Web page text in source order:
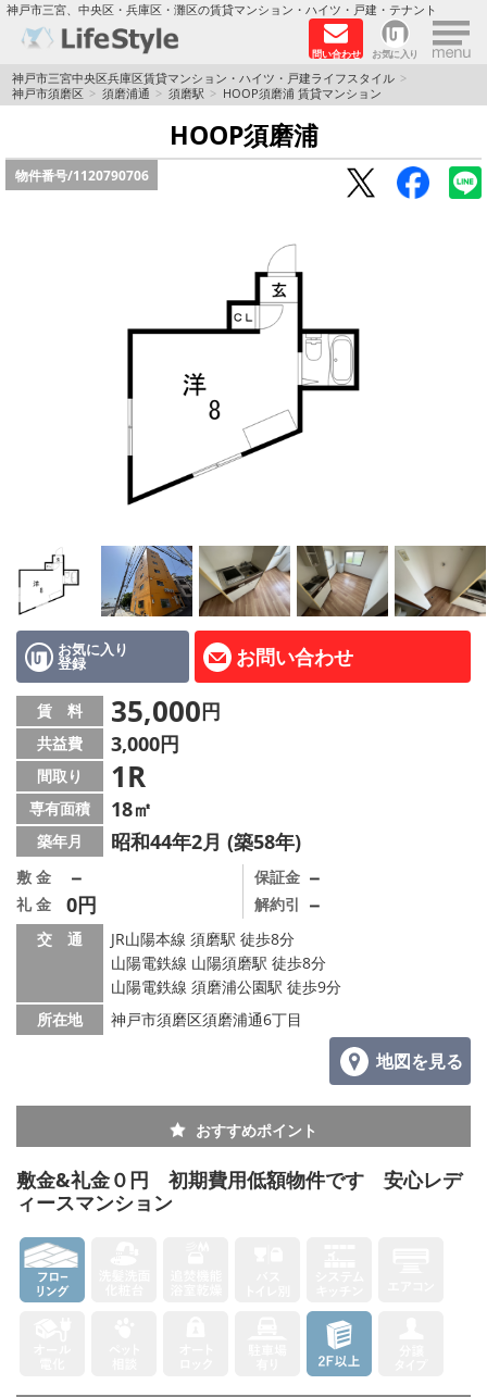
神戸市三宮、中央区・兵庫区・灘区の賃貸マンション・ハイツ・戸建・テナント
問い合わせ お気に入り ×
TOPページ
神戸の単身向けマンション特集
新築物件
路線·駅から探す
地域から探す
地図から探す
店舗情報·アクセス
会社概要
メールでお問い合わせ
神戸市三宮中央区兵庫区賃貸マンション・ハイツ・戸建ライフスタイル
神戸市須磨区
須磨浦通 須磨駅 HOOP須磨浦 賃貸マンション
HOOP須磨浦
物件番号/1120790706
お気に入り
登録 お問い合わせ
賃 料 35,000円
共益費 3,000円
間取り 1R
専有面積 18㎡
築年月 昭和44年2月 (築58年)
敷 金 －
礼 金 0円
保証金 －
解約引 －
交 通
JR山陽本線 須磨駅 徒歩8分
山陽電鉄線 山陽須磨駅 徒歩8分
山陽電鉄線 須磨浦公園駅 徒歩9分
所在地
神戸市須磨区須磨浦通6丁目
地図を見る
おすすめポイント
敷金&礼金０円 初期費用低額物件です 安心レデ
ィースマンション